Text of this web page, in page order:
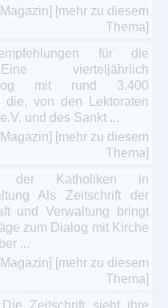
[mehr zu diesem
Thema]
für die
vierteljährlich
mit rund 3.400
die, von den Lektoraten
und des Sankt ...
[mehr zu diesem
Thema]
der Katholiken in
Als Zeitschrift der
und Verwaltung bringt
zum Dialog mit Kirche
...
[mehr zu diesem
Thema]